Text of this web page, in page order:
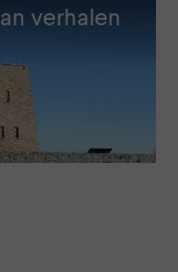
verhalen